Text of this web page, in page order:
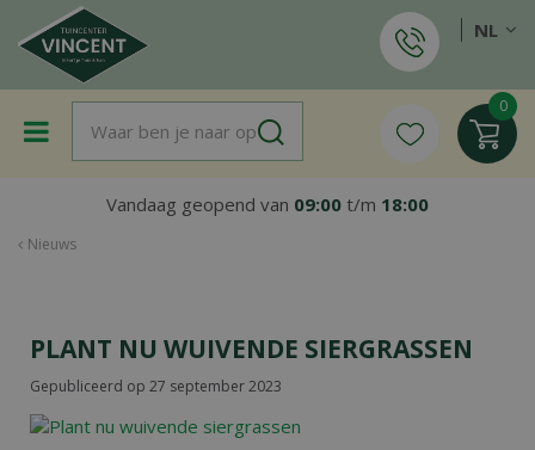
a
Nieuws
Vandaag geopend van 09:00 t/m 18:00
NL
PLANT NU WUIVENDE SIERGRASSEN
Gepubliceerd op 27 september 2023